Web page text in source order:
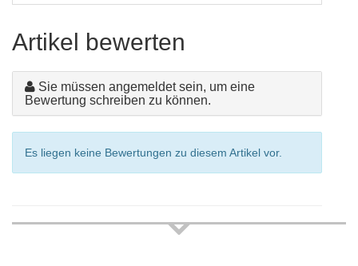
Artikel bewerten
Sie müssen angemeldet sein, um eine
Bewertung schreiben zu können.
Es liegen keine Bewertungen zu diesem Artikel vor.